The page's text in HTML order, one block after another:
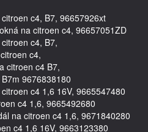
c4, B7, 96657926xt
na citroen c4, 96657051ZD
c4, B7,
c4,
citroen c4 B7,
9676838180
c4 1,6 16V, 9665547480
c4 1,6, 9665492680
na citroen c4 1,6, 9671840280
c4 1,6 16V, 9663123380